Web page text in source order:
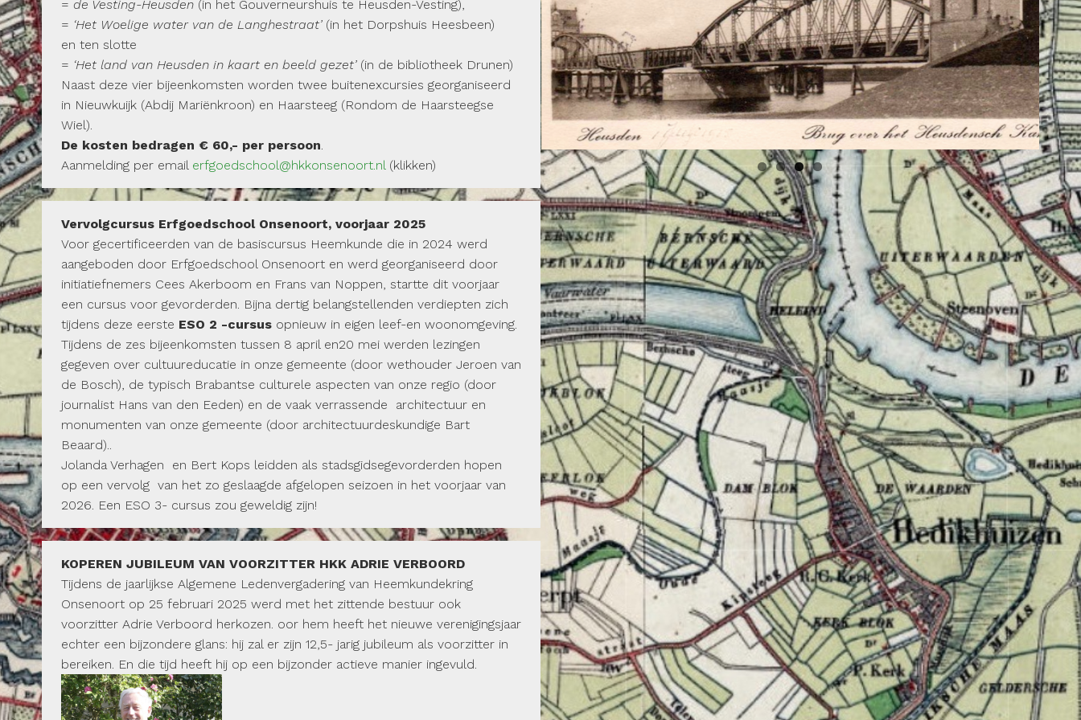
= de Vesting-Heusden (in het Gouverneurshuis te Heusden-Vesting),
= ‘Het Woelige water van de Langhestraat’(in het Dorpshuis Heesbeen)
en ten slotte
= ‘Het land van Heusden in kaart en beeld gezet’(in de bibliotheek Drunen)
Naast deze vier bijeenkomsten worden twee buitenexcursies georganiseerd
in Nieuwkuijk (Abdij Mariënkroon) en Haarsteeg (Rondom de Haarsteegse
Wiel).
De kosten bedragen € 60,- per persoon.
Aanmelding per email erfgoedschool@hkkonsenoort.nl(klikken)
Vervolgcursus Erfgoedschool Onsenoort, voorjaar 2025
Voor gecertificeerden van de basiscursus Heemkunde die in 2024 werd
aangeboden door Erfgoedschool Onsenoort en werd georganiseerd door
initiatiefnemers Cees Akerboom en Frans van Noppen, startte dit voorjaar
een cursus voor gevorderden. Bijna dertig belangstellenden verdiepten zich
tijdens deze eerste ESO 2 -cursus opnieuw in eigen leef-en woonomgeving.
Tijdens de zes bijeenkomsten tussen 8 april en20 mei werden lezingen
gegeven over cultuureducatie in onze gemeente (door wethouder Jeroen van
de Bosch), de typisch Brabantse culturele aspecten van onze regio (door
journalist Hans van den Eeden) en de vaak verrassende architectuur en
monumenten van onze gemeente (door architectuurdeskundige Bart
Beaard)..
Jolanda Verhagen en Bert Kops leidden als stadsgidsegevorderden hopen
op een vervolg van het zo geslaagde afgelopen seizoen in het voorjaar van
2026. Een ESO 3- cursus zou geweldig zijn!
KOPEREN JUBILEUM VAN VOORZITTER HKK ADRIE VERBOORD
Tijdens de jaarlijkse Algemene Ledenvergadering van Heemkundekring
Onsenoort op 25 februari 2025 werd met het zittende bestuur ook
voorzitter Adrie Verboord herkozen. oor hem heeft het nieuwe verenigingsjaar
echter een bijzondere glans: hij zal er zijn 12,5- jarig jubileum als voorzitter in
bereiken. En die tijd heeft hij op een bijzonder actieve manier ingevuld.